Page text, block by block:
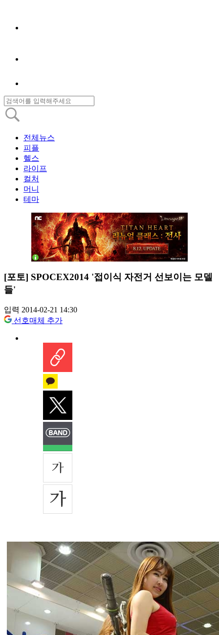
전체뉴스
피플
헬스
라이프
컬처
머니
테마
[포토] SPOCEX2014 '접이식 자전거 선보이는 모델
들'
입력 2014-02-21 14:30
선호매체 추가